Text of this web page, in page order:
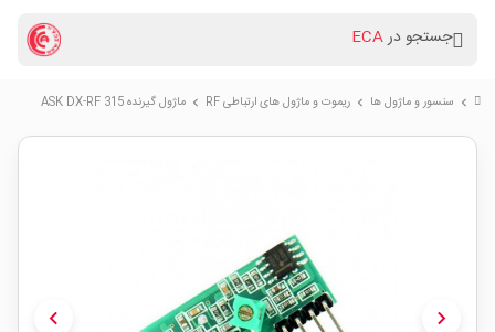
جستجو درECA
chevron_right سنسور و ماژول ها chevron_right ریموت و ماژول های ارتباطی RF chevron_right ماژول گیرنده ASK DX-RF 315
chevron_left chevron_right